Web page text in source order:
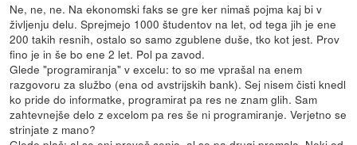
Ne, ne, ne. Na ekonomski faks se gre ker nimaš pojma kaj bi v
življenju delu. Sprejmejo 1000 študentov na let, od tega jih je ene
200 takih resnih, ostalo so samo zgublene duše, tko kot jest. Prov
fino je in še bo ene 2 let. Pol pa zavod.
Glede "programiranja" v excelu: to so me vprašal na enem
razgovoru za službo (ena od avstrijskih bank). Sej nisem čisti knedl
ko pride do informatke, programirat pa res ne znam glih. Sam
zahtevnejše delo z excelom pa res še ni programiranje. Verjetno se
strinjate z mano?